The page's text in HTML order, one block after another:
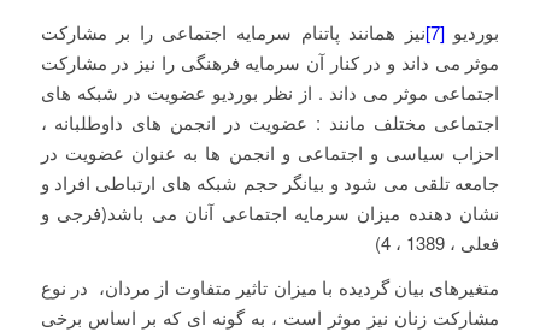
بوردیو[7]
نیز همانند پاتنام سرمایه اجتماعی را بر مشارکت
موثر می داند و در کنار آن سرمایه فرهنگی را نیز در مشارکت
اجتماعی موثر می داند . از نظر بوردیو عضویت در شبکه های
اجتماعی مختلف مانند : عضویت در انجمن های داوطلبانه ،
احزاب سیاسی و اجتماعی و انجمن ها به عنوان عضویت در
جامعه تلقی می شود و بیانگر حجم شبکه های ارتباطی افراد و
نشان دهنده میزان سرمایه اجتماعی آنان می باشد(فرجی و
فعلی ، 1389 ، 4)
متغیرهای بیان گردیده با میزان تاثیر متفاوت از مردان، در نوع
مشارکت زنان نیز موثر است ، به گونه ای که بر اساس برخی